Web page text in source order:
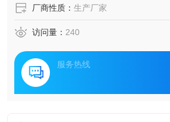
厂商性质： 生产厂家
访问量： 240
服务热线